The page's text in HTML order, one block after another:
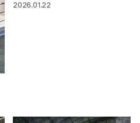
2026.01.22